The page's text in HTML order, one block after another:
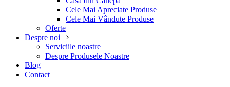
Cele Mai Apreciate Produse
Cele Mai Vândute Produse
Oferte
Despre noi
Serviciile noastre
Despre Produsele Noastre
Blog
Contact